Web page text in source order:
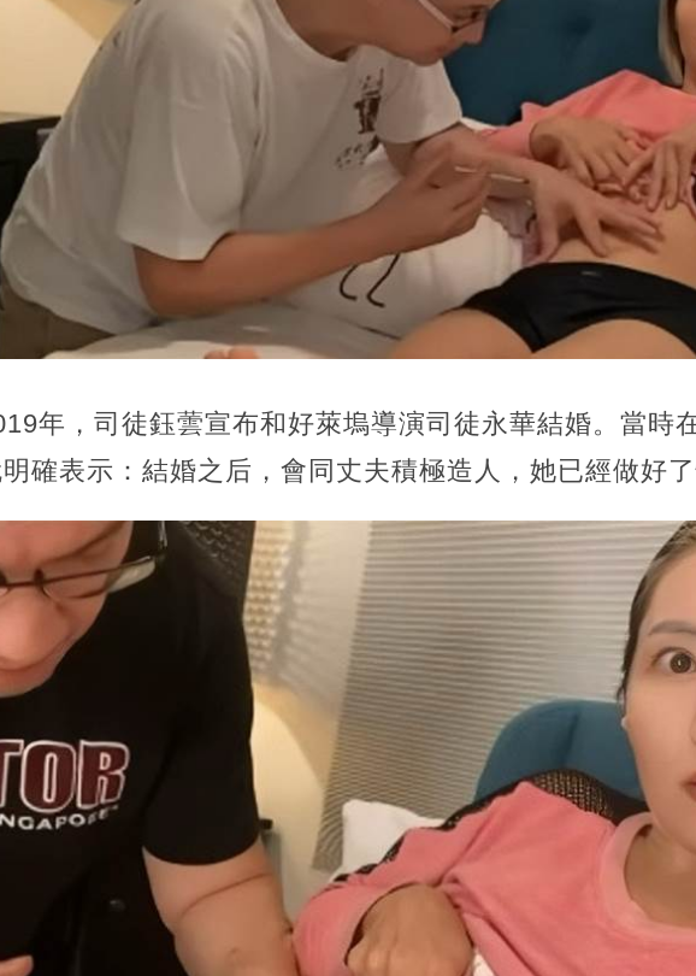
年，司徒鈺蕓宣布和好萊塢導演司徒永華結婚。當時
確表示：結婚之后，會同丈夫積極造人，她已經做好